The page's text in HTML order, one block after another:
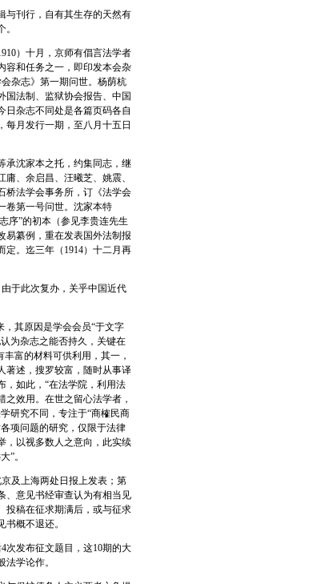
与刊行，自有其生存的天然有
）十月，京师有倡言法学者
容和任务之一，即印发本会杂
杂志》第一期问世。杨荫杭
国法制、监狱协会报告、中国
日杂志不同处是各篇页码各自
每月发行一期，至八月十五日
承沈家本之托，约集同志，继
、余启昌、汪曦芝、姚震、
桥法学会事务所，订《法学会
卷第一号问世。沈家本特
序”的初本（参见李贵连先生
易纂例，重在发表国外法制报
。迄三年（1914）十二月再
于此次复办，关乎中国近代
其原因是学会会员“于文字
为杂志之能否持久，关键在
富的材料可供利用，其一，
著述，搜罗较富，随时从事译
，如此，“在法学院，利用法
效用。在世之留心法学者，
研究不同，专注于“商榷民商
项问题的研究，仅限于法律
，以视多数人之意向，此实续
”。
及上海两处日报上发表；第
、意见书经审查认为有相当见
投稿在征求期满后，或与征求
概不退还。
次发布征文题目，这10期的大
学论作。